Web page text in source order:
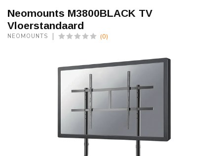
Neomounts M3800BLACK TV
Vloerstandaard
NEOMOUNTS (0)